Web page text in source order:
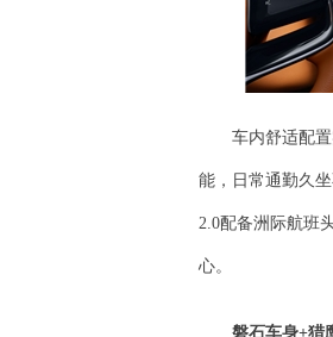
车内舒适配
能，日常通勤久
2.0配备洲际航班
心。
磐石车身+猎